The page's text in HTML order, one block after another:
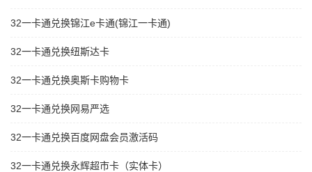
32一卡通兑换锦江e卡通(锦江一卡通)
32一卡通兑换纽斯达卡
32一卡通兑换奥斯卡购物卡
32一卡通兑换网易严选
32一卡通兑换百度网盘会员激活码
32一卡通兑换永辉超市卡（实体卡）